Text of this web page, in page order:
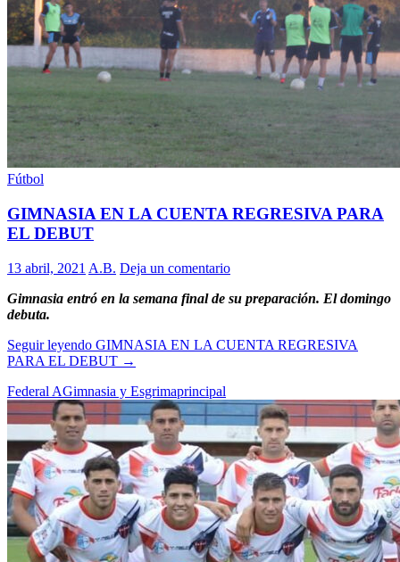
Fútbol
GIMNASIA EN LA CUENTA REGRESIVA PARA
EL DEBUT
13 abril, 2021 A.B. Deja un comentario
Gimnasia entró en la semana final de su preparación. El domingo
debuta.
Seguir leyendo GIMNASIA EN LA CUENTA REGRESIVA
PARA EL DEBUT →
Federal AGimnasia y Esgrimaprincipal